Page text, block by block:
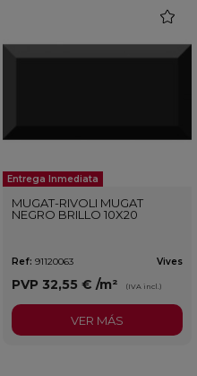
Entrega Inmediata
MUGAT-RIVOLI MUGAT
NEGRO BRILLO 10X20
Ref: 91120063 Vives
PVP 32,55 € /m² (IVA incl.)
VER MÁS